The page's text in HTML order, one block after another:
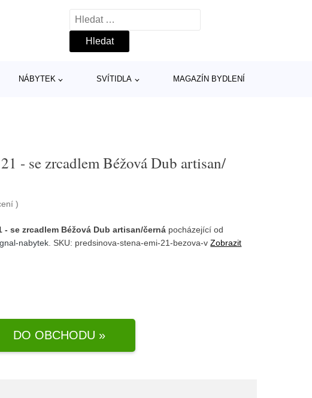
Vyhledávání
NÁBYTEK SVÍTIDLA MAGAZÍN BYDLENÍ
- se zrcadlem Béžová Dub artisan/
)
- se zrcadlem Béžová Dub artisan/černá pocházející od
nabytek . SKU: predsinova-stena-emi-21-bezova-vZobrazit
DO OBCHODU »